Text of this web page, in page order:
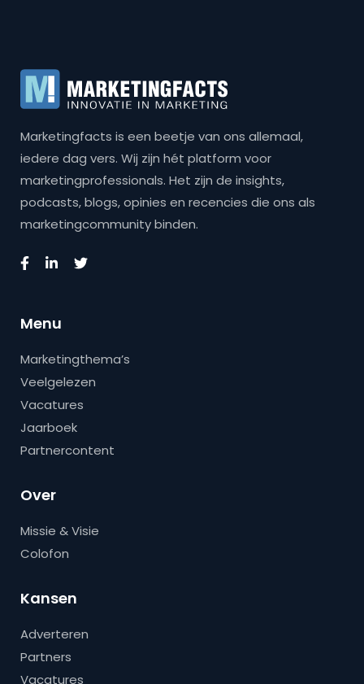
Marketingfacts is een beetje van ons allemaal,
iedere dag vers. Wij zijn hét platform voor
marketingprofessionals. Het zijn de insights,
podcasts, blogs, opinies en recencies die ons als
marketingcommunity binden.
Menu
Marketingthema’s
Veelgelezen
Vacatures
Jaarboek
Partnercontent
Over
Missie & Visie
Colofon
Kansen
Adverteren
Partners
Vacatures